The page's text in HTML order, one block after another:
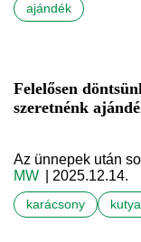
ajándék
Felelősen
szeretnénk
Az ünnepek után
MW
| 2025.12.14.
karácsony kutya